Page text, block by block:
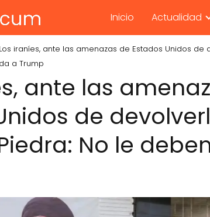
Inicio Actualidad
Los iraníes, ante las amenazas de Estados Unidos de
a Trump
ante las
de
No le